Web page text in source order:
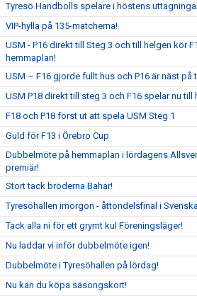
Tyresö Handbolls spelare i höstens
VIP-hylla på 135-matcherna!
USM - P16 direkt till Steg 3 och till helgen kör
hemmaplan!
USM – F16 gjorde fullt hus och P16 är näst på
USM P18 direkt till steg 3 och F16 spelar nu till
F18 och P18 först ut att spela USM Steg 1
Guld för F13 i Örebro Cup
Dubbelmöte på hemmaplan i lördagens
premiär!
Stort tack bröderna Bahar!
Tyresöhallen imorgon - åttondelsfinal i
Tack alla ni för ett grymt kul Föreningsläger!
Nu laddar vi inför dubbelmöte igen!
Dubbelmöte i Tyresöhallen på lördag!
Nu kan du köpa säsongskort!